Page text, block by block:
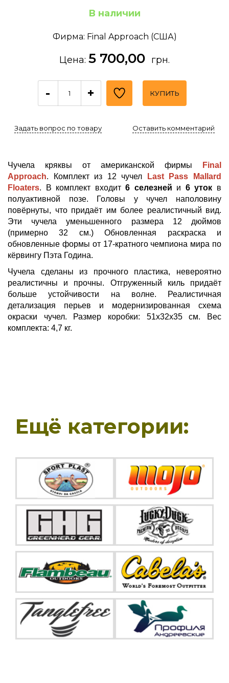
В наличии
Фирма: Final Approach (США)
Цена: 5 700,00 грн.
- + КУПИТЬ
Задать вопрос по товару Оставить комментарий
Чучела кряквы от американской фирмы
Final
Approach. Комплект из 12 чучел
Last Pass Mallard
Floaters. В комплект входит6 селезней и 6 уток в
полуактивной позе. Головы у чучел наполовину
повёрнуты, что придаёт им более реалистичный вид.
Эти чучела уменьшенного размера 12 дюймов
(примерно 32 см.) Обновленная раскраска и
обновленные формы от 17-кратного чемпиона мира по
кёрвингу Пэта Година.
Чучела сделаны из прочного пластика, невероятно
реалистичны и прочны. Отгруженный киль придаёт
больше устойчивости на волне. Реалистичная
детализация перьев и модернизированная схема
окраски чучел. Размер коробки: 51х32х35 см. Вес
комплекта: 4,7 кг.
Ещё категории: